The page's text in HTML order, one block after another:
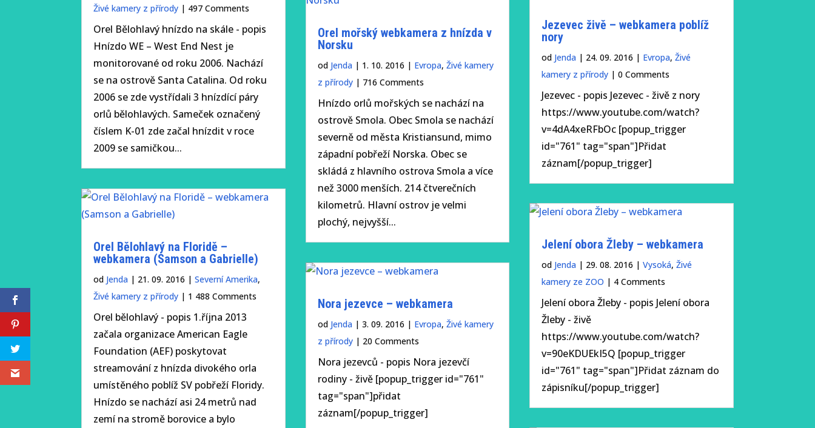
Živé kamery z přírody | 497 Comments
Orel Bělohlavý hnízdo na skále - popis
Hnízdo WE – West End Nest je
monitorované od roku 2006. Nachází
se na ostrově Santa Catalina. Od roku
2006 se zde vystřídali 3 hnízdící páry
orlů bělohlavých. Sameček označený
číslem K-01 zde začal hnízdit v roce
2009 se samičkou...
Orel Bělohlavý na Floridě –
webkamera (Samson a Gabrielle)
od Jenda | 21. 09. 2016 |Severní Amerika,
Živé kamery z přírody | 1 488 Comments
Orel bělohlavý - popis 1.října 2013
začala organizace American Eagle
Foundation (AEF) poskytovat
streamování z hnízda divokého orla
umístěného poblíž SV pobřeží Floridy.
Hnízdo se nachází asi 24 metrů nad
zemí na stromě borovice a bylo
Orel mořský webkamera z hnízda v
Norsku
od Jenda| 1. 10. 2016 | Evropa, Živé kamery
z přírody| 716 Comments
Hnízdo orlů mořských se nachází na
ostrově Smola. Obec Smola se nachází
severně od města Kristiansund, mimo
západní pobřeží Norska. Obec se
skládá z hlavního ostrova Smola a více
než 3000 menších. 214 čtverečních
kilometrů. Hlavní ostrov je velmi
plochý, nejvyšší...
Nora jezevce – webkamera
od Jenda| 3. 09. 2016 | Evropa, Živé kamery
z přírody| 20 Comments
Nora jezevců - popis Nora jezevčí
rodiny - živě [popup_trigger id="761"
tag="span"]přidat
záznam[/popup_trigger]
Jezevec živě – webkamera poblíž
nory
od Jenda| 24. 09. 2016 | Evropa, Živé
kamery z přírody| 0 Comments
Jezevec - popis Jezevec - živě z nory
https://www.youtube.com/watch?
v=4dA4xeRFbOc [popup_trigger
id="761" tag="span"]Přidat
záznam[/popup_trigger]
Jelení obora Žleby – webkamera
od Jenda| 29. 08. 2016 | Vysoká, Živé
kamery ze ZOO | 4 Comments
Jelení obora Žleby - popis Jelení obora
Žleby - živě
https://www.youtube.com/watch?
v=90eKDUEkI5Q [popup_trigger
id="761" tag="span"]Přidat záznam do
zápisníku[/popup_trigger]
Petra Chlumecka
Orel korunkatý (Stephanoaetus
99 centimetrů a je tedy pátý
nejdelší orel. Samice jsou s váhou
samci, kteří váží 2,55–4,12 kg. Je to
devátý nejtěžší žijící orel. Rozpětí...